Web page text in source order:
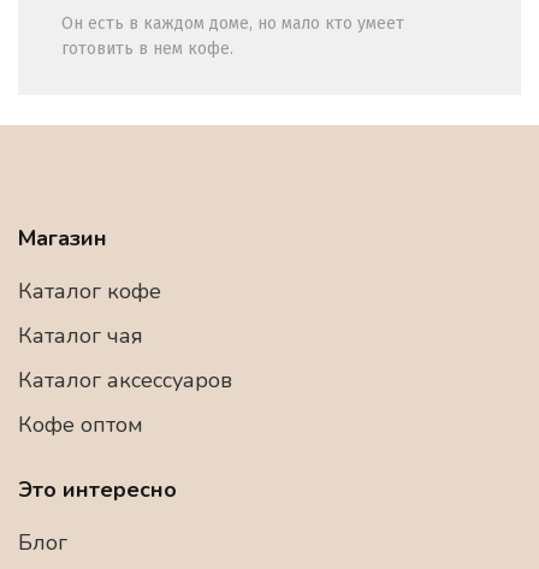
Он есть в каждом доме, но мало кто умеет
готовить в нем кофе.
Магазин
Каталог кофе
Каталог чая
Каталог аксессуаров
Кофе оптом
Это интересно
Блог